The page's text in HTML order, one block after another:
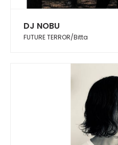
DJ NOBU
FUTURE TERROR/Bitta